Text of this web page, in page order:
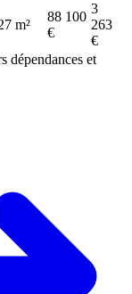
m²
88 100
€
3
263
€
dépendances et